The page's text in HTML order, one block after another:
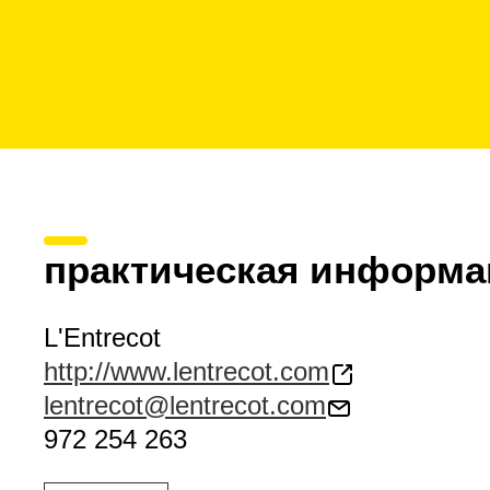
практическая
L'Entrecot
http://www.lentrecot.com
lentrecot@lentrecot.com
972 254 263